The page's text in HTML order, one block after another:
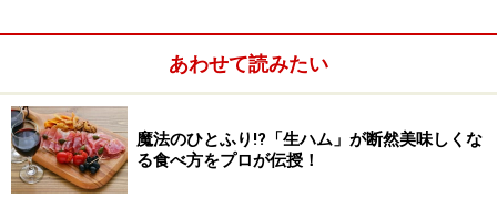
あわせて読みたい
魔法のひとふり!?「生ハム」が断然美味しくな
る食べ方をプロが伝授！